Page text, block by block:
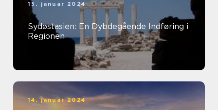
15. januar 2024
Sydøstasien: En Dybdegående Indføring i
Regionen
14. januar 2024